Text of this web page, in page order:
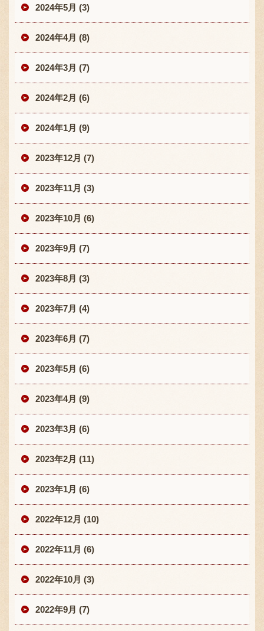
2024年5月 (3)
2024年4月 (8)
2024年3月 (7)
2024年2月 (6)
2024年1月 (9)
2023年12月 (7)
2023年11月 (3)
2023年10月 (6)
2023年9月 (7)
2023年8月 (3)
2023年7月 (4)
2023年6月 (7)
2023年5月 (6)
2023年4月 (9)
2023年3月 (6)
2023年2月 (11)
2023年1月 (6)
2022年12月 (10)
2022年11月 (6)
2022年10月 (3)
2022年9月 (7)